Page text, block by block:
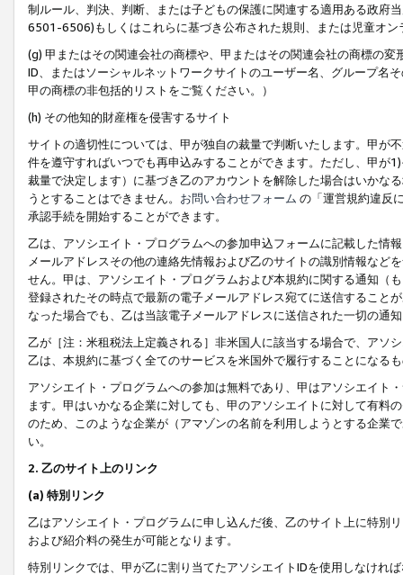
制ルール、判決、判断、または子どもの保護に関連する適用ある政府
6501-6506)もしくはこれらに基づき公布された規則、または児童オン
(g) 甲またはその関連会社の商標や、甲またはその関連会社の商標の
ID、またはソーシャルネットワークサイトのユーザー名、グループ名
甲の商標の非包括的リストをご覧ください。）
(h) その他知的財産権を侵害するサイト
サイトの適切性については、甲が独自の裁量で判断いたします。甲が
件を遵守すればいつでも再申込みすることができます。ただし、甲が
裁量で決定します）に基づき乙のアカウントを解除した場合はいかな
うとすることはできません。 お問い合わせフォーム の「運営規約違反
承認手続を開始することができます。
乙は、アソシエイト・プログラムへの参加申込フォームに記載した情
メールアドレスその他の連絡先情報および乙のサイトの識別情報など
せん。甲は、アソシエイト・プログラムおよび本規約に関する通知（
登録されたその時点で最新の電子メールアドレス宛てに送信すること
なった場合でも、乙は当該電子メールアドレスに送信された一切の通
乙が［注：米租税法上定義される］非米国人に該当する場合で、アソ
乙は、本規約に基づく全てのサービスを米国外で履行することになる
アソシエイト・プログラムへの参加は無料であり、甲はアソシエイト
ます。甲はいかなる企業に対しても、甲のアソシエイトに対して有料
のため、このような企業が（アマゾンの名前を利用しようとする企業
い。
2. 乙のサイト上のリンク
(a) 特別リンク
乙はアソシエイト・プログラムに申し込んだ後、乙のサイト上に特別
および紹介料の発生が可能となります。
特別リンクでは、甲が乙に割り当てたアソシエイトIDを使用しなけれ